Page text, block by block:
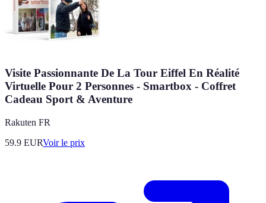
Visite Passionnante De La Tour Eiffel En Réalité
Virtuelle Pour 2 Personnes - Smartbox - Coffret
Cadeau Sport & Aventure
Rakuten FR
59.9 EURVoir le prix